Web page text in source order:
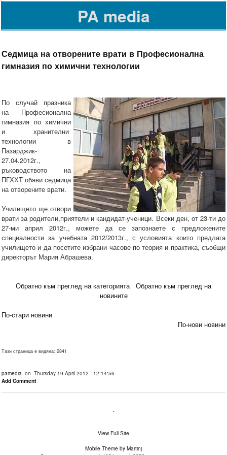
PA media
Седмица на отворените врати в Професионална
гимназия по химични технологии
По случай празника
на Професионална
гимназия по химични
и хранителни
технологии в
Пазарджик-
27.04.2012г.,
ръководството на
ПГХХТ обяви седмица
на отворените врати.
Училището ще отвори
врати за родители,приятели и кандидат-ученици. Всеки ден, от 23-ти до
27-ми април 2012г., можете да се запознаете с предложените
специалности за учебната 2012/2013г., с условията които предлага
училището и да посетите избрани часове по теория и практика, съобщи
директорът Мария Абрашева.
Обратно към преглед на категорията
Обратно към преглед на
новините
По-стари новини
По-нови новини
Тази страница е видяна: 2841
pamedia on Thursday 19 April 2012 - 12:14:56
Add Comment
.
View Full Site
Mobile Theme by Martinj